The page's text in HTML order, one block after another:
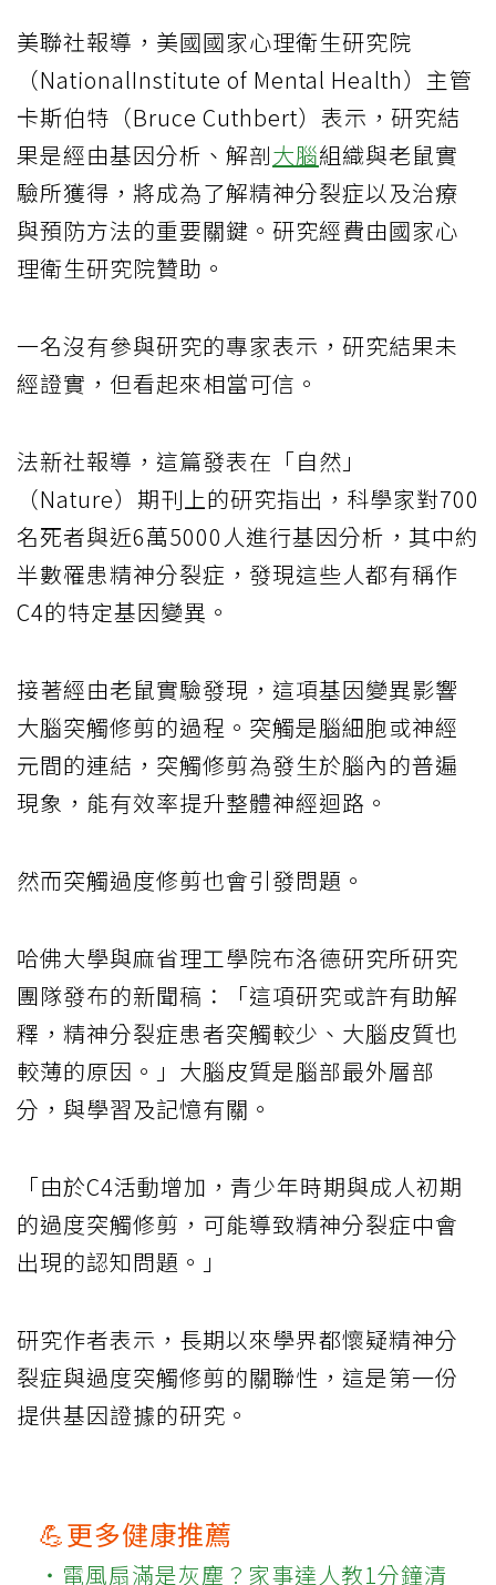
美聯社報導，美國國家心理衛生研究院
（NationalInstitute of Mental Health）主管
卡斯伯特（Bruce Cuthbert）表示，研究結
果是經由基因分析、解剖大腦組織與老鼠實
驗所獲得，將成為了解精神分裂症以及治療
與預防方法的重要關鍵。研究經費由國家心
理衛生研究院贊助。
一名沒有參與研究的專家表示，研究結果未
經證實，但看起來相當可信。
法新社報導，這篇發表在「自然」
（Nature）期刊上的研究指出，科學家對700
名死者與近6萬5000人進行基因分析，其中約
半數罹患精神分裂症，發現這些人都有稱作
C4的特定基因變異。
接著經由老鼠實驗發現，這項基因變異影響
大腦突觸修剪的過程。突觸是腦細胞或神經
元間的連結，突觸修剪為發生於腦內的普遍
現象，能有效率提升整體神經迴路。
然而突觸過度修剪也會引發問題。
哈佛大學與麻省理工學院布洛德研究所研究
團隊發布的新聞稿：「這項研究或許有助解
釋，精神分裂症患者突觸較少、大腦皮質也
較薄的原因。」大腦皮質是腦部最外層部
分，與學習及記憶有關。
「由於C4活動增加，青少年時期與成人初期
的過度突觸修剪，可能導致精神分裂症中會
出現的認知問題。」
研究作者表示，長期以來學界都懷疑精神分
裂症與過度突觸修剪的關聯性，這是第一份
提供基因證據的研究。
💪更多健康推薦
‧電風扇滿是灰塵？家事達人教1分鐘清